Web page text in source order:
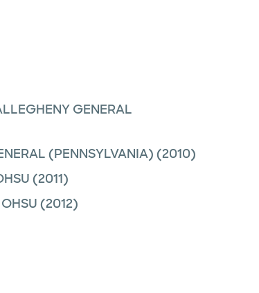
GENERAL
(PENNSYLVANIA) (2010)
(2011)
(2012)